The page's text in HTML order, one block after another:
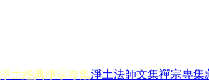
淨土經典淨宗專集淨土法師文集禪宗專集